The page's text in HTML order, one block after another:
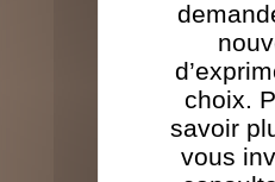
choix.
savoir
vous
L'outil
Les certifications et